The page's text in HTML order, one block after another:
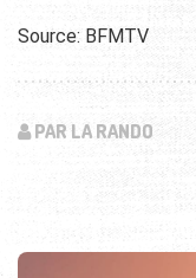
Source: BFMTV
PAR LA RANDO